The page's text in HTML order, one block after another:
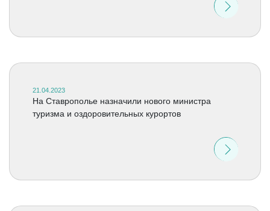
21.04.2023
На Ставрополье назначили нового министра
туризма и оздоровительных курортов